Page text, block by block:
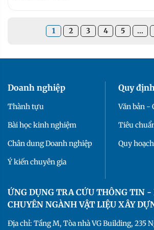
1 2 3 4 5 ...
Doanh nghiệp
Thành tựu
Bài học kinh nghiệm
Chân dung Doanh nghiệp
Ý kiến chuyên gia
Quy
Văn bản -
Tiêu
Quy
ỨNG DỤNG TRA CỨU THÔNG TIN -
CHUYÊN NGÀNH VẬT LIỆU XÂY
Địa chỉ: Tầng M, Tòa nhà VG Building, 235